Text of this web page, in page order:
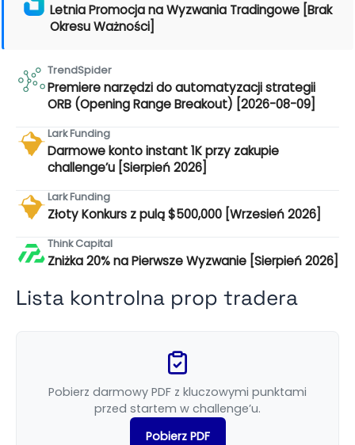
Letnia Promocja na Wyzwania Tradingowe [Brak
Okresu Ważności]
TrendSpider
Premiere narzędzi do automatyzacji strategii
ORB (Opening Range Breakout) [2026-08-09]
Lark Funding
Darmowe konto instant 1K przy zakupie
challenge’u [Sierpień 2026]
Lark Funding
Złoty Konkurs z pulą $500,000 [Wrzesień 2026]
Think Capital
Zniżka 20% na Pierwsze Wyzwanie [Sierpień 2026]
Lista kontrolna prop tradera
Pobierz darmowy PDF z kluczowymi punktami
przed startem w challenge’u.
Pobierz PDF